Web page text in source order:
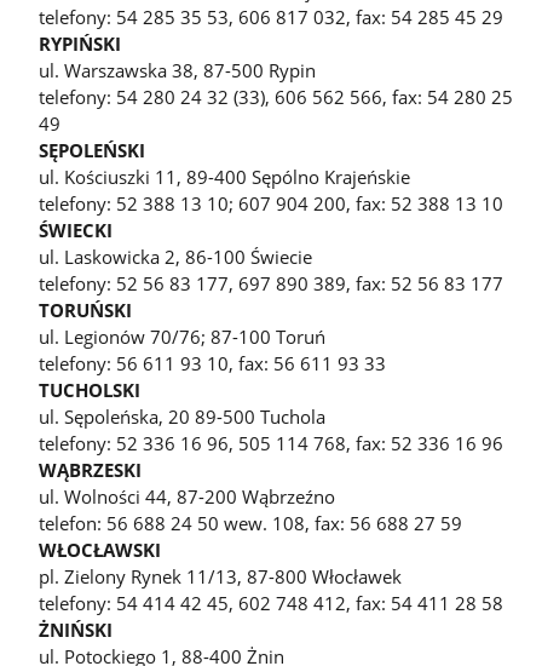
telefony: 54 285 35 53, 606 817 032, fax: 54 285 45 29
RYPIŃSKI
ul. Warszawska 38, 87-500 Rypin
telefony: 54 280 24 32 (33), 606 562 566, fax: 54 280 25
49
SĘPOLEŃSKI
ul. Kościuszki 11, 89-400 Sępólno Krajeńskie
telefony: 52 388 13 10; 607 904 200, fax: 52 388 13 10
ŚWIECKI
ul. Laskowicka 2, 86-100 Świecie
telefony: 52 56 83 177, 697 890 389, fax: 52 56 83 177
TORUŃSKI
ul. Legionów 70/76; 87-100 Toruń
telefony: 56 611 93 10, fax: 56 611 93 33
TUCHOLSKI
ul. Sępoleńska, 20 89-500 Tuchola
telefony: 52 336 16 96, 505 114 768, fax: 52 336 16 96
WĄBRZESKI
ul. Wolności 44, 87-200 Wąbrzeźno
telefon: 56 688 24 50 wew. 108, fax: 56 688 27 59
WŁOCŁAWSKI
pl. Zielony Rynek 11/13, 87-800 Włocławek
telefony: 54 414 42 45, 602 748 412, fax: 54 411 28 58
ŻNIŃSKI
ul. Potockiego 1, 88-400 Żnin